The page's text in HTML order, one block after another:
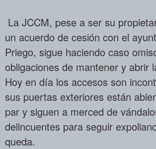
La JCCM, pese a ser su
un acuerdo de cesión con el
Priego, sigue haciendo caso
obligaciones de mantener y abrir
Hoy en día los accesos son
sus puertas exteriores están
par y siguen a merced de
delincuentes para seguir
queda.